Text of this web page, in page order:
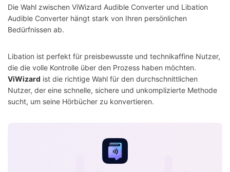
Benutzerfreundlichkeit Mittel
Kosten
Kostenlos (Open
Source)
Support Community-basiert
Die Wahl zwischen ViWizard Audible Converter und Libation
Audible Converter hängt stark von Ihren persönlichen
Bedürfnissen ab.
Libation ist perfekt für preisbewusste und technikaffine Nutzer,
die die volle Kontrolle über den Prozess haben möchten.
ViWizard ist die richtige Wahl für den durchschnittlichen
Nutzer, der eine schnelle, sichere und unkomplizierte Methode
sucht, um seine Hörbücher zu konvertieren.